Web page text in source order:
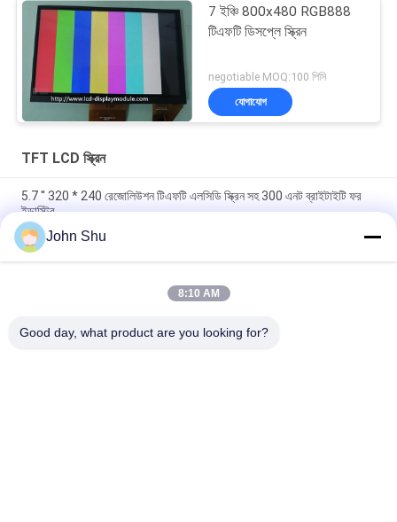
7 ইঞ্চি 800x480 RGB888
টিএফটি ডিসপ্লে স্ক্রিন
negotiable MOQ:100 পিসি
যোগাযোগ
TFT LCD স্ক্রিন
5.7 '' 320 * 240 রেজোলিউশন টিএফটি এলসিডি স্ক্রিন সহ 300 এনট ব্রাইটাইটি ফর
ইন্ডাস্ট্রি
16 বিট এমপিयू ২40 * 320 ২4 টেরাফট ​​স্ক্রিন, কিউভিএ আইপিএস প্যানেলের সম্পূর্ণ
দেখার টিএফএফটি টাচ স্ক্রিন
LVDS ইন্টারফেস আইপিএস TFT এলসিডি স্ক্রিন 6.86 ইঞ্চি 480 * 12800 ঐচ্ছিক
John Shu
8:10 AM
Good day, what product are you looking for?